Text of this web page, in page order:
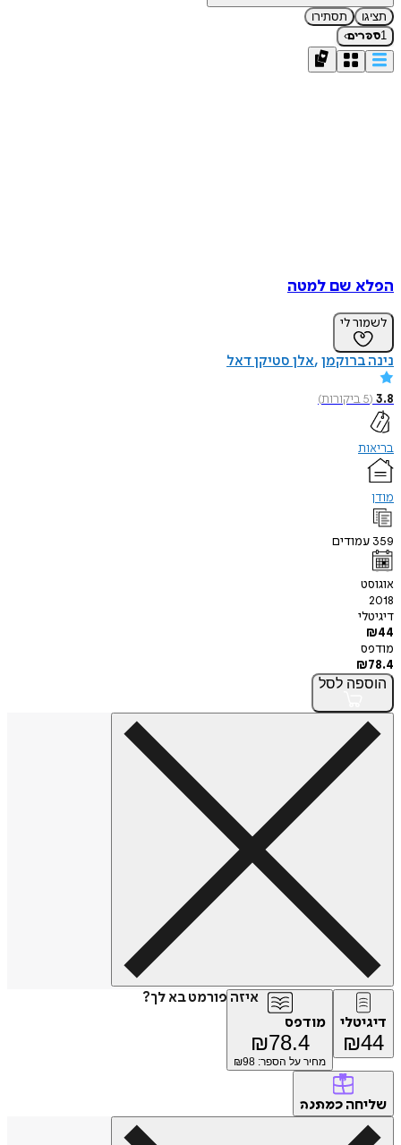
תציגו
תסתירו
1ספרים›
הפלא שם למטה
לשמור לי
נינה ברוקמן אלן סטיקן דאל
3.8
(
5ביקורות)
בריאות
מודן
359 עמודים
אוגוסט
2018
דיגיטלי
₪44
מודפס
₪78.4
הוספה לסל
איזה פורמט בא לך?
דיגיטלי
₪44
מודפס
₪78.4
מחיר על הספר: ₪ 98
שליחה כמתנה